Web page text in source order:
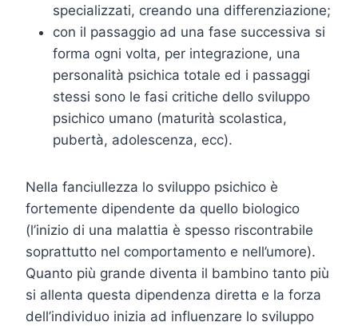
specializzati, creando una differenziazione;
con il passaggio ad una fase successiva si
forma ogni volta, per integrazione, una
personalità psichica totale ed i passaggi
stessi sono le fasi critiche dello sviluppo
psichico umano (maturità scolastica,
pubertà, adolescenza, ecc).
Nella fanciullezza lo sviluppo psichico è
fortemente dipendente da quello biologico
(l’inizio di una malattia è spesso riscontrabile
soprattutto nel comportamento e nell’umore).
Quanto più grande diventa il bambino tanto più
si allenta questa dipendenza diretta e la forza
dell’individuo inizia ad influenzare lo sviluppo